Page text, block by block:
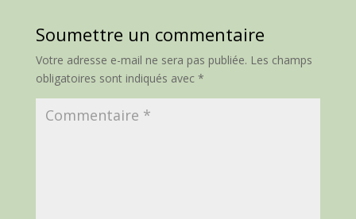
Soumettre un commentaire
Votre adresse e-mail ne sera pas publiée. Les champs
obligatoires sont indiqués avec *